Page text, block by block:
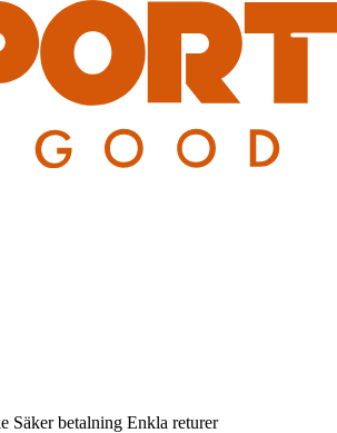
Säker betalning Enkla returer